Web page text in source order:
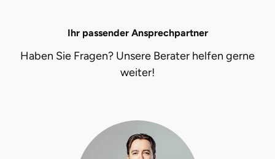
Ihr passender Ansprechpartner
Haben Sie Fragen? Unsere Berater helfen gerne
weiter!